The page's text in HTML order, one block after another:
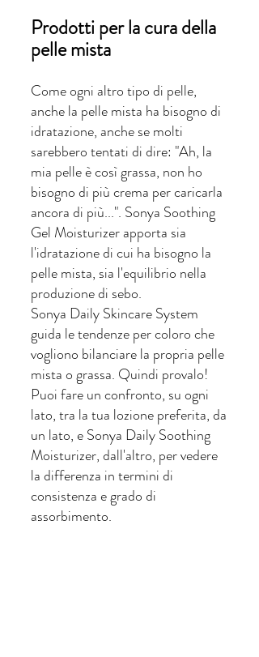
Prodotti per la cura della
pelle mista
Come ogni altro tipo di pelle,
anche la pelle mista ha bisogno di
idratazione, anche se molti
sarebbero tentati di dire: "Ah, la
mia pelle è così grassa, non ho
bisogno di più crema per caricarla
ancora di più...". Sonya Soothing
Gel Moisturizer apporta sia
l'idratazione di cui ha bisogno la
pelle mista, sia l'equilibrio nella
produzione di sebo.
Sonya Daily Skincare System
guida le tendenze per coloro che
vogliono bilanciare la propria pelle
mista o grassa. Quindi provalo!
Puoi fare un confronto, su ogni
lato, tra la tua lozione preferita, da
un lato, e Sonya Daily Soothing
Moisturizer, dall'altro, per vedere
la differenza in termini di
consistenza e grado di
assorbimento.